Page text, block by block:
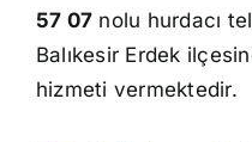
57 07 nolu hurdacı
Balıkesir Erdek
hizmeti vermektedir.